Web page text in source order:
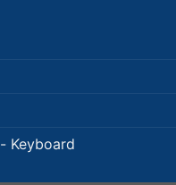
Keyboard